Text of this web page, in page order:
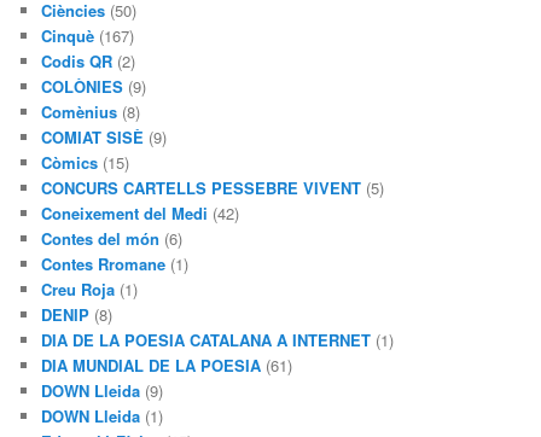
Ciències (50)
Cinquè (167)
Codis QR (2)
COLÒNIES (9)
Comènius (8)
COMIAT SISÈ (9)
Còmics (15)
CONCURS CARTELLS PESSEBRE VIVENT (5)
Coneixement del Medi (42)
Contes del món (6)
Contes Rromane (1)
Creu Roja (1)
DENIP (8)
DIA DE LA POESIA CATALANA A INTERNET (1)
DIA MUNDIAL DE LA POESIA (61)
DOWN Lleida (9)
DOWN Lleida (1)